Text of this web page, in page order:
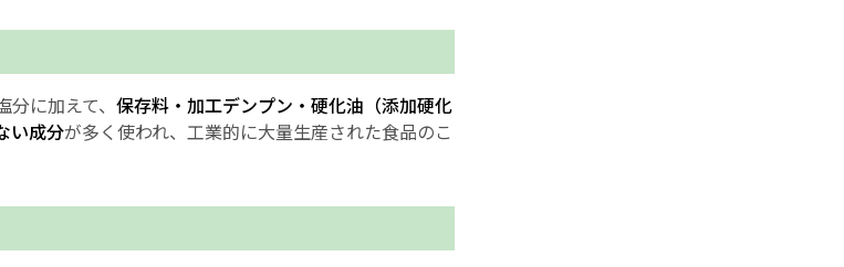
に加えて、 保存料・加工デンプン・硬化油（添加硬化
い成分が多く使われ、工業的に大量生産された食品のこ